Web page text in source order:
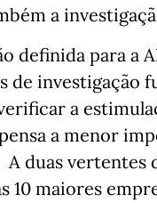
a
definida para a
de investigação
a
a menor
duas vertentes
10 maiores